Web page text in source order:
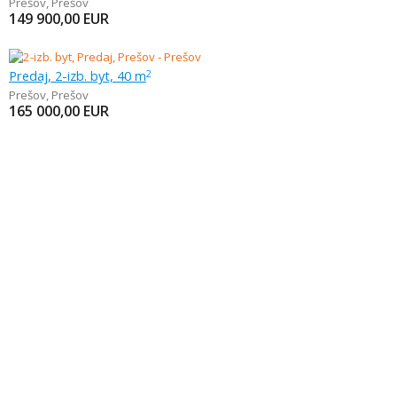
149 900,00 EUR
Predaj, 2-izb. byt, 40 m2
Prešov, Prešov
165 000,00 EUR